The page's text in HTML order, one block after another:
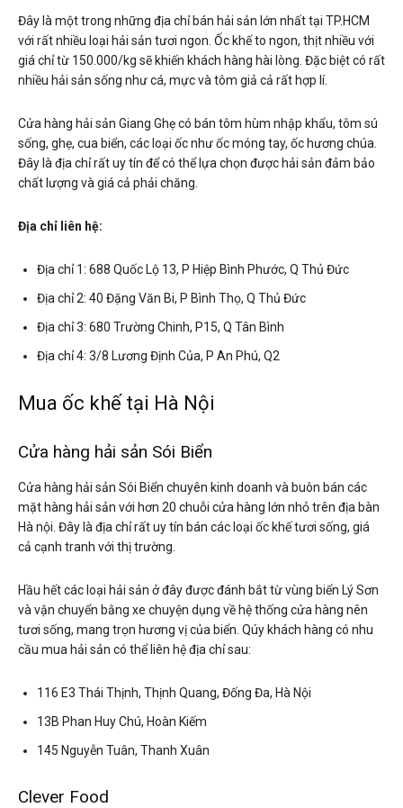
Đây là một trong những địa chỉ bán hải sản lớn nhất tại TP.HCM
với rất nhiều loại hải sản tươi ngon. Ốc khế to ngon, thịt nhiều với
giá chỉ từ 150.000/kg sẽ khiến khách hàng hài lòng. Đặc biệt có rất
nhiều hải sản sống như cá, mực và tôm giả cả rất hợp lí.
Cửa hàng hải sản Giang Ghẹ có bán tôm hùm nhập khẩu, tôm sú
sống, ghẹ, cua biển, các loại ốc như ốc móng tay, ốc hương chúa.
Đây là địa chỉ rất uy tín để có thể lựa chọn được hải sản đảm bảo
chất lượng và giá cả phải chăng.
Địa chỉ liên hệ:
Địa chỉ 1: 688 Quốc Lộ 13, P Hiệp Bình Phước, Q Thủ Đức
Địa chỉ 2: 40 Đặng Văn Bi, P Bình Thọ, Q Thủ Đức
Địa chỉ 3: 680 Trường Chinh, P15, Q Tân Bình
Địa chỉ 4: 3/8 Lương Định Của, P An Phú, Q2
Mua ốc khế tại Hà Nội
Cửa hàng hải sản Sói Biển
Cửa hàng hải sản Sói Biển chuyên kinh doanh và buôn bán các
mặt hàng hải sản với hơn 20 chuỗi cửa hàng lớn nhỏ trên địa bàn
Hà nội. Đây là địa chỉ rất uy tín bán các loại ốc khế tươi sống, giá
cả cạnh tranh với thị trường.
Hầu hết các loại hải sản ở đây được đánh bắt từ vùng biển Lý Sơn
và vận chuyển bằng xe chuyện dụng về hệ thống cửa hàng nên
tươi sống, mang trọn hương vị của biển. Qúy khách hàng có nhu
cầu mua hải sản có thể liên hệ địa chỉ sau:
116 E3 Thái Thịnh, Thịnh Quang, Đống Đa, Hà Nội
13B Phan Huy Chú, Hoàn Kiếm
145 Nguyễn Tuân, Thanh Xuân
Clever Food